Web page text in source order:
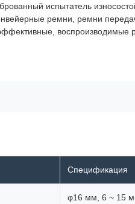
испытатель
ремни, ремни
воспроизводимые
Спецификация
φ16 мм, 6 ~ 15